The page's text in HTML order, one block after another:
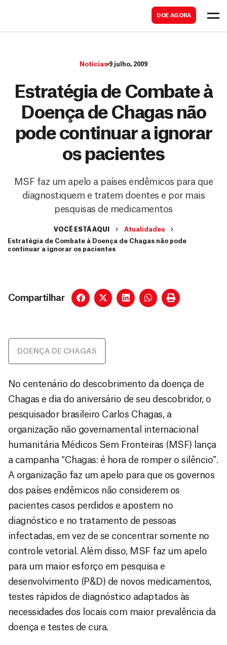
DOE AGORA
r
Notícias 9 julho, 2009
Estratégia de Combate à
Doença de Chagas não
pode continuar a ignorar
os pacientes
MSF faz um apelo a países endêmicos para que
diagnostiquem e tratem doentes e por mais
pesquisas de medicamentos
VOCÊ ESTÁ AQUI
Atualidades
Estratégia de Combate à Doença de Chagas não pode
continuar a ignorar os pacientes
Compartilhar
DOENÇA DE CHAGAS
No centenário do descobrimento da doença de
Chagas e dia do aniversário de seu descobridor, o
pesquisador brasileiro Carlos Chagas, a
organização não governamental internacional
humanitária Médicos Sem Fronteiras (MSF) lança
a campanha “Chagas: é hora de romper o silêncio”.
A organização faz um apelo para que os governos
dos países endêmicos não considerem os
pacientes casos perdidos e apostem no
diagnóstico e no tratamento de pessoas
infectadas, em vez de se concentrar somente no
controle vetorial. Além disso, MSF faz um apelo
para um maior esforço em pesquisa e
desenvolvimento (P&D) de novos medicamentos,
testes rápidos de diagnóstico adaptados às
necessidades dos locais com maior prevalência da
doença e testes de cura.
a